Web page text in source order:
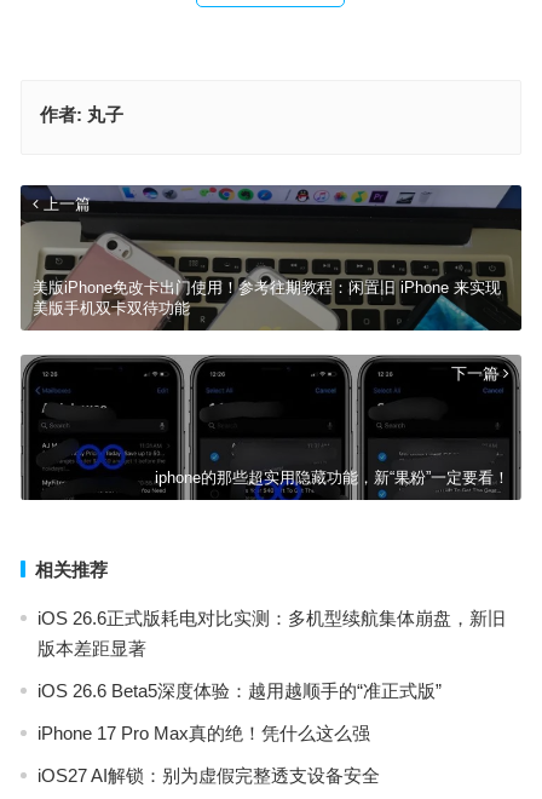
作者: 丸子
上一篇
美版iPhone免改卡出门使用！参考往期教程：闲置旧 iPhone 来实现
美版手机双卡双待功能
下一篇
iphone的那些超实用隐藏功能，新“果粉”一定要看！
相关推荐
iOS 26.6正式版耗电对比实测：多机型续航集体崩盘，新旧
版本差距显著
iOS 26.6 Beta5深度体验：越用越顺手的“准正式版”
iPhone 17 Pro Max真的绝！凭什么这么强
iOS27 AI解锁：别为虚假完整透支设备安全